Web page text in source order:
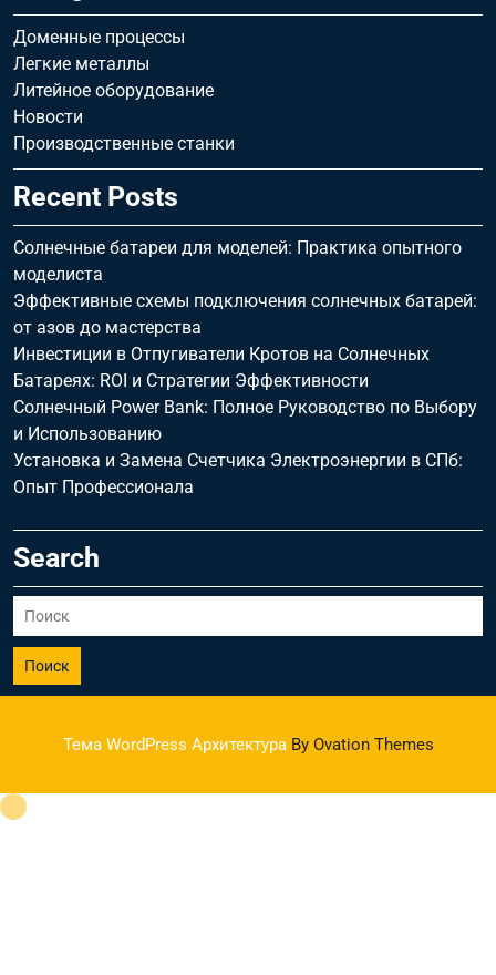
Доменные процессы
Легкие металлы
Литейное оборудование
Новости
Производственные станки
Recent Posts
Солнечные батареи для моделей: Практика опытного
моделиста
Эффективные схемы подключения солнечных батарей:
от азов до мастерства
Инвестиции в Отпугиватели Кротов на Солнечных
Батареях: ROI и Стратегии Эффективности
Солнечный Power Bank: Полное Руководство по Выбору
и Использованию
Установка и Замена Счетчика Электроэнергии в СПб:
Опыт Профессионала
Search
Поиск
Тема WordPress Архитектура By Ovation Themes